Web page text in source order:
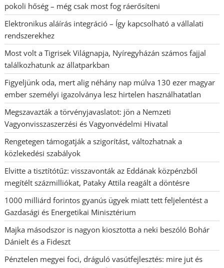
pokoli hőség – még csak most fog ráerősíteni
Elektronikus aláírás integráció – Így kapcsolható a vállalati
rendszerekhez
Most volt a Tigrisek Világnapja, Nyíregyházán számos fajjal
találkozhatunk az állatparkban
Figyeljünk oda, mert alig néhány nap múlva 130 ezer magyar
ember személyi igazolványa lesz hirtelen használhatatlan
Megszavazták a törvényjavaslatot: jön a Nemzeti
Vagyonvisszaszerzési és Vagyonvédelmi Hivatal
Rengetegen támogatják a szigorítást, változhatnak a
közlekedési szabályok
Elvitte a tisztítótűz: visszavonták az Eddának közpénzből
megítélt százmilliókat, Pataky Attila reagált a döntésre
1000 milliárd forintos gyanús ügyek miatt tett feljelentést a
Gazdasági és Energetikai Minisztérium
Majka másodszor is nagyon kiosztotta a neki beszóló Bohár
Dánielt és a Fideszt
Pénztelen megyei foci, dráguló vasútfejlesztés: mire jut és